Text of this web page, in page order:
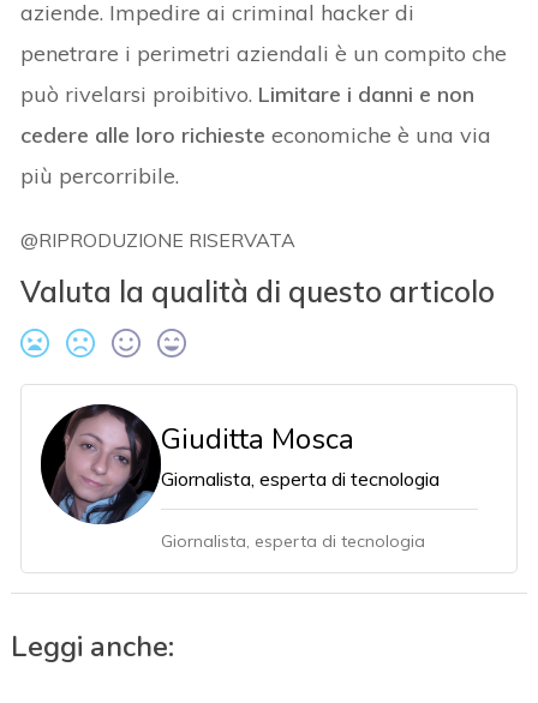
aziende. Impedire ai criminal hacker di
penetrare i perimetri aziendali è un compito che
può rivelarsi proibitivo. Limitare i danni e non
cedere alle loro richiesteeconomiche è una via
più percorribile.
@RIPRODUZIONE RISERVATA
Valuta la qualità di questo articolo
Giuditta Mosca
Giornalista, esperta di tecnologia
Giornalista, esperta di tecnologia
Leggi anche: